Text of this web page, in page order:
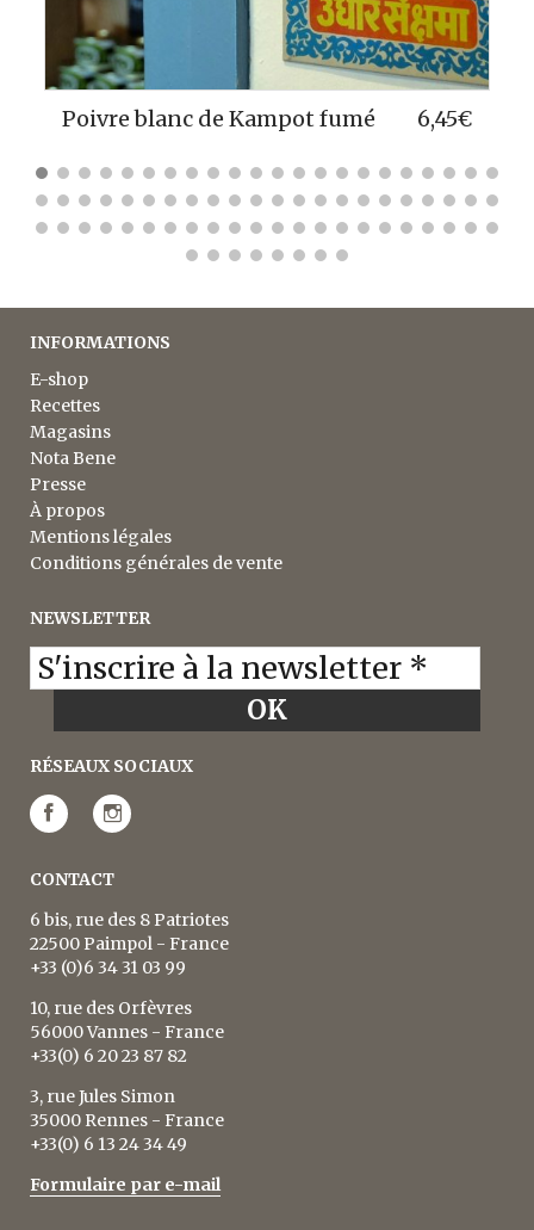
Poivre rouge Ile de Phu Quoc 4,85€
INFORMATIONS
E-shop
Recettes
Magasins
Nota Bene
Presse
À propos
Mentions légales
Conditions générales de vente
NEWSLETTER
RÉSEAUX SOCIAUX
CONTACT
6 bis, rue des 8 Patriotes
22500 Paimpol - France
+33 (0)6 34 31 03 99
10, rue des Orfèvres
56000 Vannes - France
+33(0) 6 20 23 87 82
3, rue Jules Simon
35000 Rennes - France
+33(0) 6 13 24 34 49
Formulaire par e-mail